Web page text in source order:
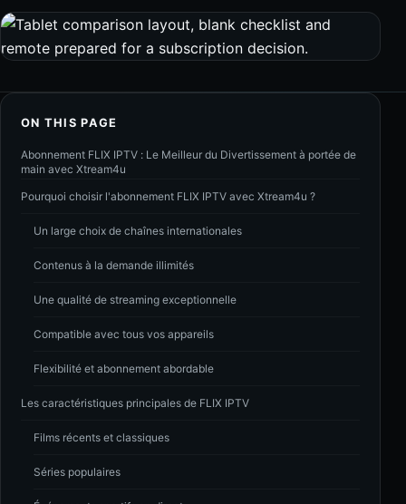
ON THIS PAGE
Abonnement FLIX IPTV : Le Meilleur du Divertissement à portée de
main avec Xtream4u
Pourquoi choisir l'abonnement FLIX IPTV avec Xtream4u ?
Un large choix de chaînes internationales
Contenus à la demande illimités
Une qualité de streaming exceptionnelle
Compatible avec tous vos appareils
Flexibilité et abonnement abordable
Les caractéristiques principales de FLIX IPTV
Films récents et classiques
Séries populaires